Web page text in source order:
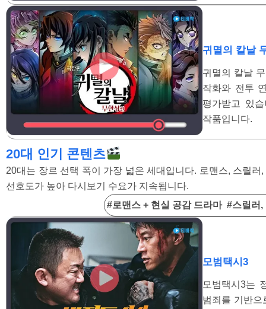
귀멸의 칼날
귀멸의 칼날
작화와 전투
평가받고 있
작품입니다.
20대 인기 콘텐츠
20대는 장르 선택 폭이 가장 넓은 세대입니다. 로맨스, 스릴
선호도가 높아 다시보기 수요가 지속됩니다.
#로맨스 + 현실 공감 드라마 #스릴러
모범택시3
모범택시3는
범죄를 기반